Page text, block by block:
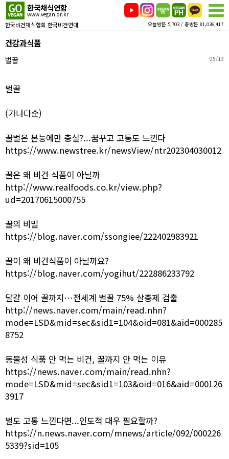
한국채식연합
www.vegan.or.kr
한국비건채식협회 한국비건연대 오늘방문 5,703 / 총방문 81,036,417
건강과식품
벌꿀 05/13
벌꿀
(가나다순)
꿀벌은 본능에만 충실?...꿈꾸고 고통도 느낀다
https://www.newstree.kr/newsView/ntr202304030012
꿀은 왜 비건 식품이 아닐까
http://www.realfoods.co.kr/view.php?
ud=20170615000755
꿀의 비밀
https://blog.naver.com/ssongiee/222402983921
꿀이 왜 비건식품이 아닐까요?
https://blog.naver.com/yogihut/222886233792
달걀 이어 꿀까지…전세계 벌꿀 75% 살충제 검출
http://news.naver.com/main/read.nhn?
mode=LSD&mid=sec&sid1=104&oid=081&aid=000285
8752
동물성 식품 안 먹는 비건, 꿀까지 안 먹는 이유
https://news.naver.com/main/read.nhn?
mode=LSD&mid=sec&sid1=103&oid=016&aid=000126
3917
벌도 고통 느낀다면...인도적 대우 필요할까?
https://n.news.naver.com/mnews/article/092/000226
5339?sid=105